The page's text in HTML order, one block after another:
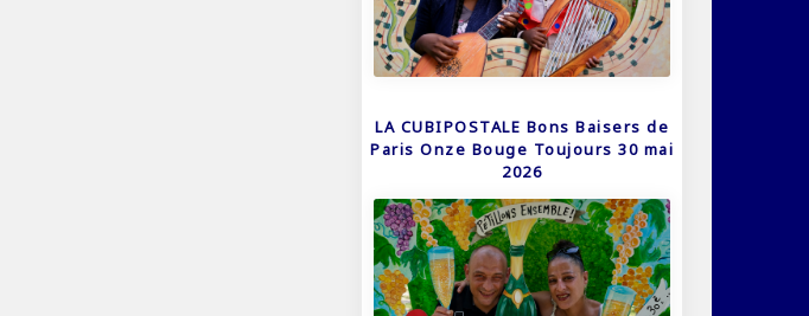
LA CUBIPOSTALE Bons Baisers de
Paris Onze Bouge Toujours 30 mai
2026